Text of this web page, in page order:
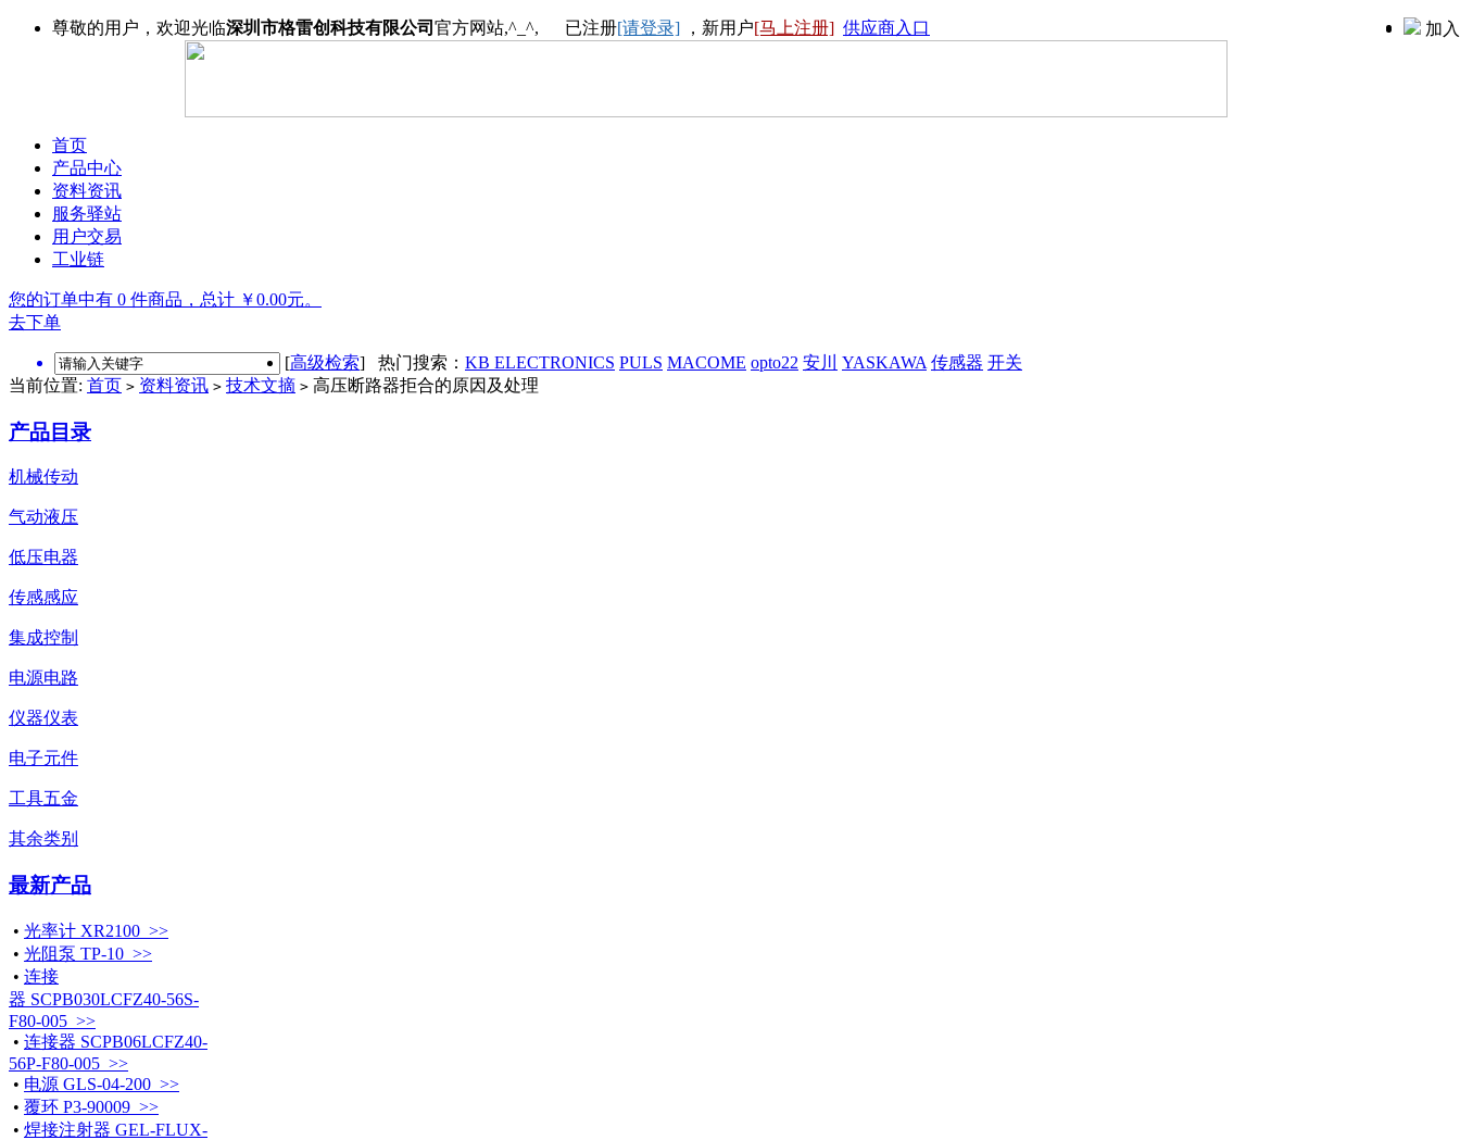
尊敬的用户，欢迎光临深圳市格雷创科技有限公司 官方网站,^_^, 已注册[请登录] ，新用户[马上注册] 供应商入口 加
首页
产品中心
资料资讯
服务驿站
用户交易
工业链
您的订单中有 0 件商品，总计 ￥0.00元。
去下单
[高级检索] 热门搜索： KB ELECTRONICS PULS MACOME opto22 安川 YASKAWA 传感器 开关
当前位置: 首页 > 资料资讯 > 技术文摘 > 高压断路器拒合的原因及处理
产品目录
机械传动
气动液压
低压电器
传感感应
集成控制
电源电路
仪器仪表
电子元件
工具五金
其余类别
最新产品
• 光率计 XR2100 >>
• 光阻泵 TP-10 >>
• 连接
器 SCPB030LCFZ40-56S-
F80-005 >>
• 连接器 SCPB06LCFZ40-
56P-F80-005 >>
• 电源 GLS-04-200 >>
• 覆环 P3-90009 >>
• 焊接注射器 GEL-FLUX-